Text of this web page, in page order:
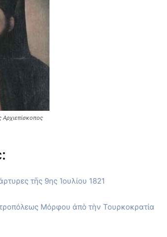
Αρχιεπίσκοπος
τῆς 9ης Ἰουλίου 1821
Μόρφου ἀπὸ τὴν Τουρκοκρατία